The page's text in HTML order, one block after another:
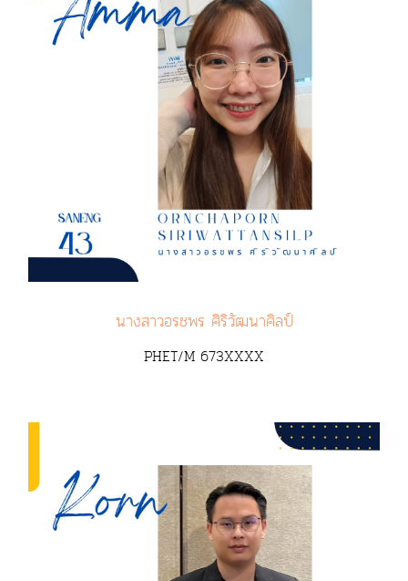
นางสาวอรชพร ศิริวัฒนาศิลป์
PHET/M 673XXXX